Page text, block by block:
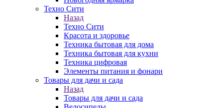
Техно Сити
Назад
Техно Сити
Красота и здоровье
Техника бытовая для дома
Техника бытовая для кухни
Техника цифровая
Элементы питания и фонари
Товары для дачи и сада
Назад
Товары для дачи и сада